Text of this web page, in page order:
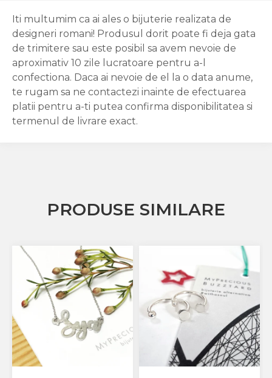
Iti multumim ca ai ales o bijuterie realizata de
designeri romani! Produsul dorit poate fi deja gata
de trimitere sau este posibil sa avem nevoie de
aproximativ 10 zile lucratoare pentru a-l
confectiona. Daca ai nevoie de el la o data anume,
te rugam sa ne contactezi inainte de efectuarea
platii pentru a-ti putea confirma disponibilitatea si
termenul de livrare exact.
PRODUSE SIMILARE